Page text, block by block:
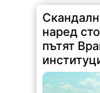
наред
пътят